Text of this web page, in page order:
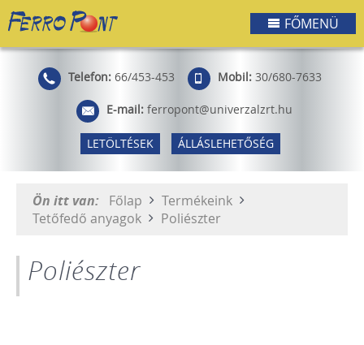
FŐMENÜ
Telefon: 66/453-453 Mobil: 30/680-7633
E-mail: ferropont@univerzalzrt.hu
LETÖLTÉSEK ÁLLÁSLEHETŐSÉG
Ön itt van: Főlap
Termékeink
Tetőfedő anyagok
Poliészter
Poliészter